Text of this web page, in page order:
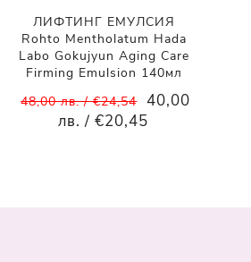
ЛИФТИНГ ЕМУЛСИЯ
Rohto Mentholatum Hada
Labo Gokujyun Aging Care
Firming Emulsion 140мл
48,00 лв. / €24,54 40,00
лв. / €20,45